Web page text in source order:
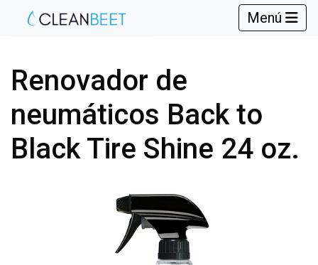
Menú
Renovador de
neumáticos Back to
Black Tire Shine 24 oz.